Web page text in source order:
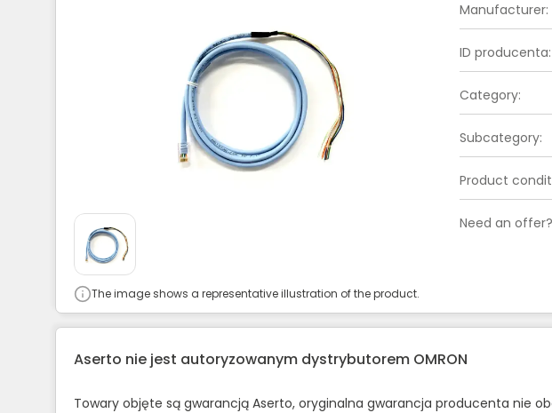
The image shows a representative illustration of the product.
Manufacturer:
ID producenta:
Category:
Subcategory:
Product
Need an offer?
Aserto nie jest autoryzowanym dystrybutorem OMRON
Towary objęte są gwarancją Aserto, oryginalna gwarancja producenta nie